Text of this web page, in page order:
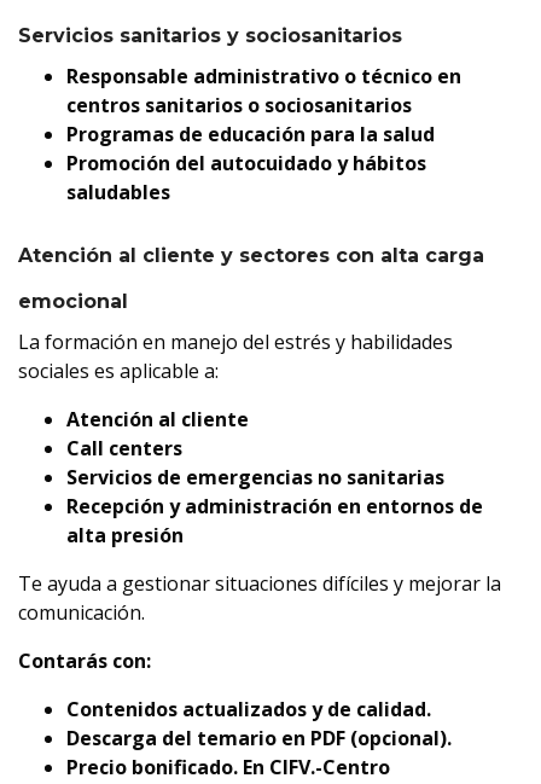
Servicios sanitarios y sociosanitarios
Responsable administrativo o técnico en
centros sanitarios o sociosanitarios
Programas de educación para la salud
Promoción del autocuidado y hábitos
saludables
Atención al cliente y sectores con alta carga
emocional
La formación en manejo del estrés y habilidades
sociales es aplicable a:
Atención al cliente
Call centers
Servicios de emergencias no sanitarias
Recepción y administración en entornos de
alta presión
Te ayuda a gestionar situaciones difíciles y mejorar la
comunicación.
Contarás con:
Contenidos actualizados y de calidad.
Descarga del temario en PDF (opcional).
Precio bonificado. En CIFV.-Centro